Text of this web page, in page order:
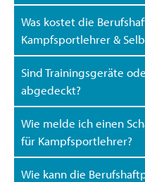
Was kostet die
Kampfsportlehrer &
Sind Trainingsgeräte
abgedeckt?
Wie melde ich einen
für Kampfsportlehrer?
Wie kann die